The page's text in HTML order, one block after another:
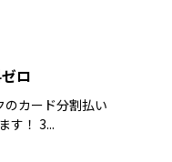
ロ
カード分割払い
手数料をイオンが100%負担します！ 3...